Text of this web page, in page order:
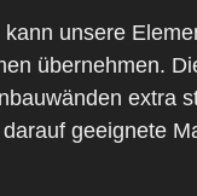
unsere
übernehmen.
extra
geeignete